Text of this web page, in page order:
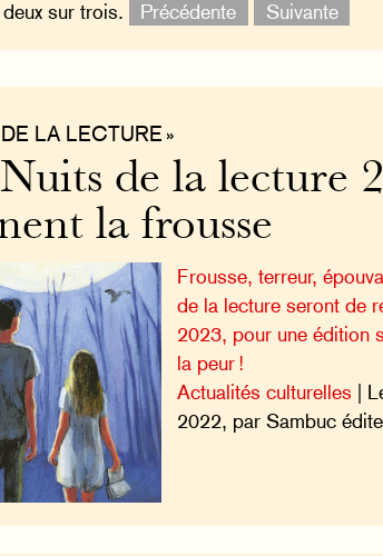
sur trois.
Précédente Suivante
LA LECTURE »
de la lecture
la frousse
Frousse, terreur,
de la lecture seront de
2023, pour une édition
la peur !
Actualités culturelles |
2022, par Sambuc